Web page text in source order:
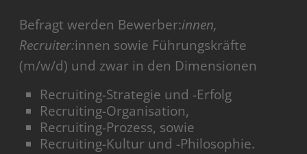
Befragt werden Bewerber:innen,
Recruiter:innen sowie Führungskräfte
(m/w/d) und zwar in den Dimensionen
Recruiting-Strategie und -Erfolg
Recruiting-Organisation,
Recruiting-Prozess, sowie
Recruiting-Kultur und -Philosophie.